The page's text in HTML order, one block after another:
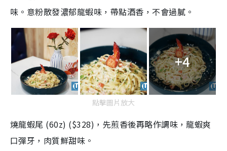
味。意粉散發濃郁龍蝦味，帶點酒香，不會過膩。
+4
點擊圖片放大
燒龍蝦尾 (60z) ($328)， 先煎香後再略作調味，龍蝦爽
口彈牙，肉質鮮甜味。